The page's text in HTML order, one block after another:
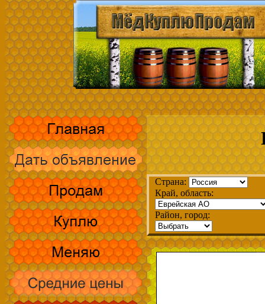
Страна:
Край, область:
Район, город: